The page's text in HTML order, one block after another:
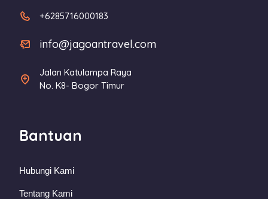
+6285716000183
info@jagoantravel.com
Jalan Katulampa Raya
No. K8- Bogor Timur
Bantuan
Hubungi Kami
Tentang Kami